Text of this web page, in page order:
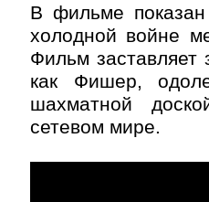
В фильме
холодной войне
Фильм заставляет
как Фишер,
шахматной
сетевом мире.